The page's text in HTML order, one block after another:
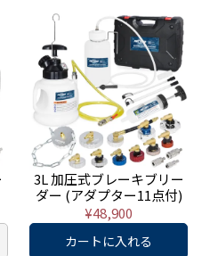
3L 加圧式ブレーキブリー
ダー (アダプター11点付)
¥48,900
カートに入れる